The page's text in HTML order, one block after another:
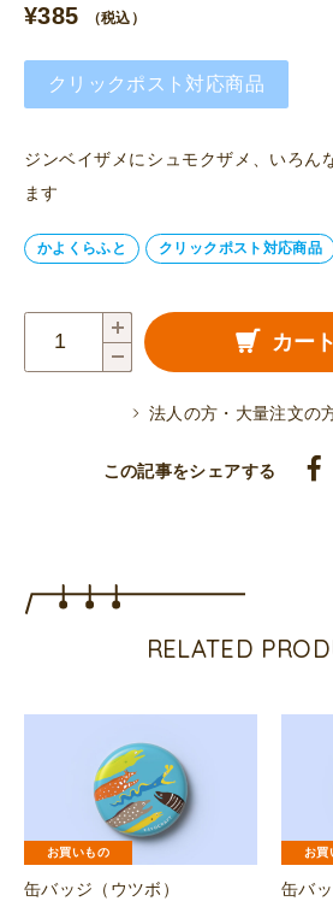
¥385 （税込）
クリックポスト対応商品
ジンベイザメにシュモクザメ、いろん
ます
かよくらふと クリックポスト対応商品
カー
法人の方・大量注文の
この記事をシェアする
RELATED
お買いもの
缶バッジ（ウツボ）
お買
缶バ